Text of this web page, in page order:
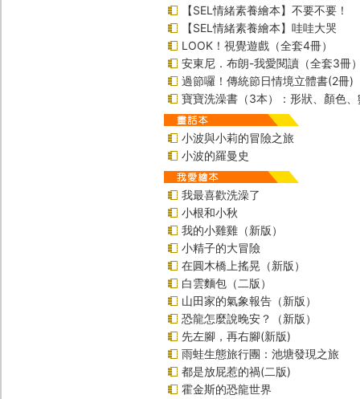
【SEL情緒素養繪本】不要不要！
【SEL情緒素養繪本】哇哇大哭
LOOK！視覺遊戲（全套4冊）
安東尼．布朗-我愛閱讀（全套3冊
過節囉！傳統節日情境立體書(2冊)
寶寶洗澡書（3本）：形狀、顏色、
小波與小莉的冒險之旅
小波的羅曼史
我最喜歡洗澡了
小根和小秋
我的小雞雞（新版）
小精子的大冒險
在圓木橋上搖晃（新版）
白雲麵包（二版）
山田家的氣象報告（新版）
恐龍怎麼說晚安？（新版）
先左腳，再右腳(新版)
雨蛙生態旅行團：池塘發現之旅
都是放屁惹的禍(二版)
霍金斯的恐龍世界